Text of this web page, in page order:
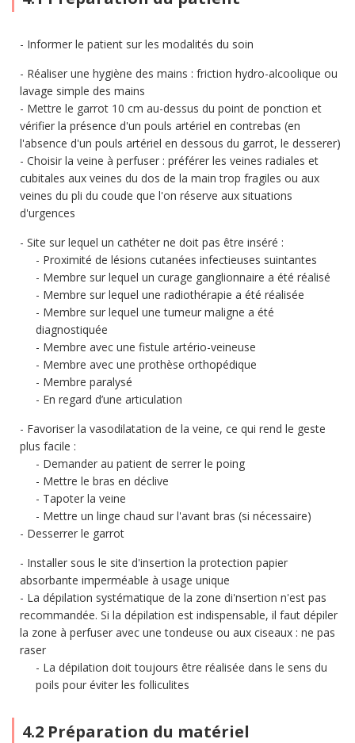
Informer le patient sur les modalités du soin
Réaliser une hygiène des mains : friction hydro-alcoolique ou
lavage simple des mains
Mettre le garrot 10 cm au-dessus du point de ponction et
vérifier la présence d'un pouls artériel en contrebas (en
l'absence d'un pouls artériel en dessous du garrot, le desserer)
Choisir la veine à perfuser : préférer les veines radiales et
cubitales aux veines du dos de la main trop fragiles ou aux
veines du pli du coude que l'on réserve aux situations
d'urgences
Site sur lequel un cathéter ne doit pas être inséré :
Proximité de lésions cutanées infectieuses suintantes
Membre sur lequel un curage ganglionnaire a été réalisé
Membre sur lequel une radiothérapie a été réalisée
Membre sur lequel une tumeur maligne a été
diagnostiquée
Membre avec une fistule artério-veineuse
Membre avec une prothèse orthopédique
Membre paralysé
En regard d’une articulation
Favoriser la vasodilatation de la veine, ce qui rend le geste
plus facile :
Demander au patient de serrer le poing
Mettre le bras en déclive
Tapoter la veine
Mettre un linge chaud sur l'avant bras (si nécessaire)
Desserrer le garrot
Installer sous le site d'insertion la protection papier
absorbante imperméable à usage unique
La dépilation systématique de la zone di'nsertion n'est pas
recommandée. Si la dépilation est indispensable, il faut dépiler
la zone à perfuser avec une tondeuse ou aux ciseaux : ne pas
raser
La dépilation doit toujours être réalisée dans le sens du
poils pour éviter les folliculites
4.2 Préparation du matériel